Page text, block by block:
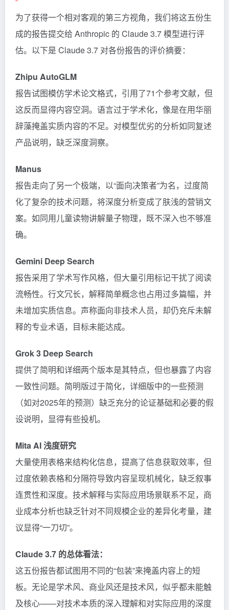
为了获得一个相对客观的第三方视角，我们将这五份生
成的报告提交给 Anthropic 的 Claude 3.7 模型进行评
估。以下是 Claude 3.7 对各份报告的评价摘要：
Zhipu AutoGLM
报告试图模仿学术论文格式，引用了71个参考文献，但
这反而显得内容空洞。语言过于学术化，像是在用华丽
辞藻掩盖实质内容的不足。对模型优劣的分析如同复述
产品说明，缺乏深度洞察。
Manus
报告走向了另一个极端，以“面向决策者”为名，过度简
化了复杂的技术问题，将深度分析变成了肤浅的营销文
案。如同用儿童读物讲解量子物理，既不深入也不够准
确。
Gemini Deep Search
报告采用了学术写作风格，但大量引用标记干扰了阅读
流畅性。行文冗长，解释简单概念也占用过多篇幅，并
未增加实质信息。声称面向非技术人员，却仍充斥未解
释的专业术语，目标未能达成。
Grok 3 Deep Search
提供了简明和详细两个版本是其特点，但也暴露了内容
一致性问题。简明版过于简化，详细版中的一些预测
（如对2025年的预测）缺乏充分的论证基础和必要的假
设说明，显得有些投机。
Mita AI 浅度研究
大量使用表格来结构化信息，提高了信息获取效率，但
过度依赖表格和分隔符导致内容呈现机械化，缺乏叙事
连贯性和深度。技术解释与实际应用场景联系不足，商
业成本分析也缺乏针对不同规模企业的差异化考量，建
议显得“一刀切”。
Claude 3.7 的总体看法：
这五份报告都试图用不同的“包装”来掩盖内容上的短
板。无论是学术风、商业风还是技术风，似乎都未能触
及核心——对技术本质的深入理解和对实际应用的深度